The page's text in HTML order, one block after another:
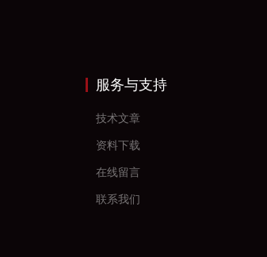
服务与支持
技术文章
资料下载
在线留言
联系我们